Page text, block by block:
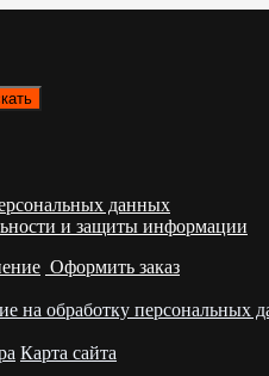
данных
и защиты информации
Оформить заказ
на обработку персональных
Карта сайта